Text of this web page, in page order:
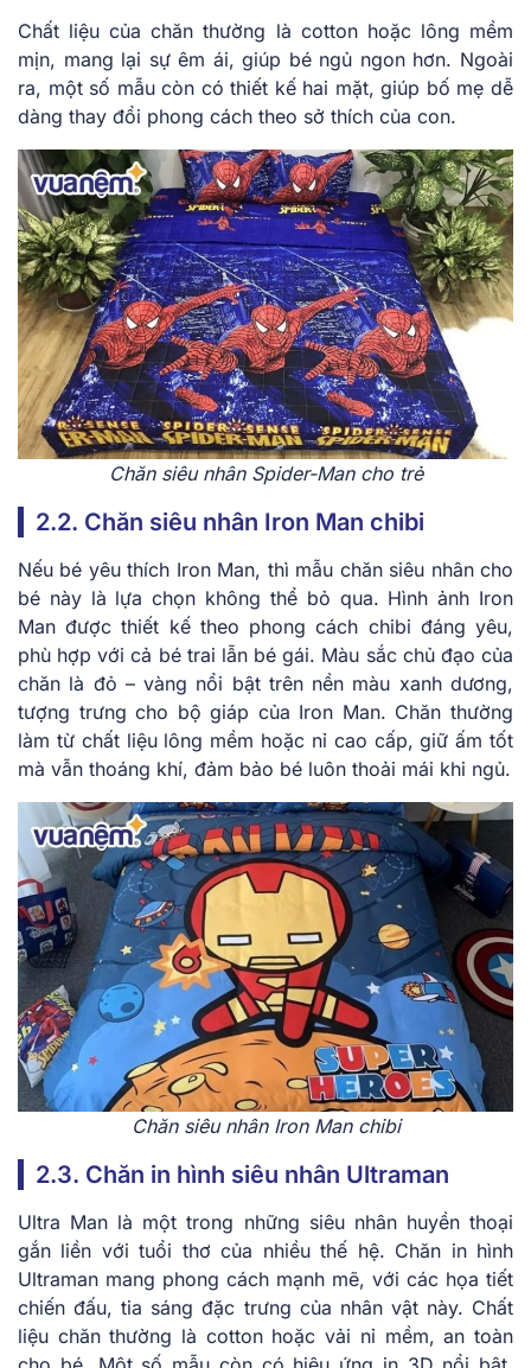
Chất liệu của chăn thường là cotton hoặc lông mềm
mịn, mang lại sự êm ái, giúp bé ngủ ngon hơn. Ngoài
ra, một số mẫu còn có thiết kế hai mặt, giúp bố mẹ dễ
dàng thay đổi phong cách theo sở thích của con.
Chăn siêu nhân Spider-Man cho trẻ
2.2. Chăn siêu nhân Iron Man chibi
Nếu bé yêu thích Iron Man, thì mẫu chăn siêu nhân cho
bé này là lựa chọn không thể bỏ qua. Hình ảnh Iron
Man được thiết kế theo phong cách chibi đáng yêu,
phù hợp với cả bé trai lẫn bé gái. Màu sắc chủ đạo của
chăn là đỏ – vàng nổi bật trên nền màu xanh dương,
tượng trưng cho bộ giáp của Iron Man. Chăn thường
làm từ chất liệu lông mềm hoặc nỉ cao cấp, giữ ấm tốt
mà vẫn thoáng khí, đảm bảo bé luôn thoải mái khi ngủ.
Chăn siêu nhân Iron Man chibi
2.3. Chăn in hình siêu nhân Ultraman
Ultra Man là một trong những siêu nhân huyền thoại
gắn liền với tuổi thơ của nhiều thế hệ. Chăn in hình
Ultraman mang phong cách mạnh mẽ, với các họa tiết
chiến đấu, tia sáng đặc trưng của nhân vật này. Chất
liệu chăn thường là cotton hoặc vải nỉ mềm, an toàn